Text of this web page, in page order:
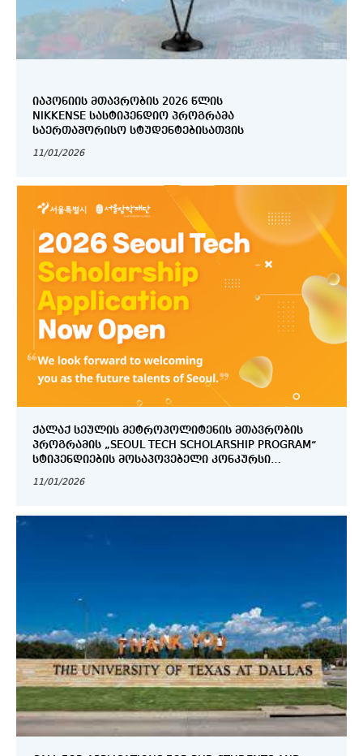
ᲘᲐᲞᲝᲜᲘᲘᲡ ᲛᲗᲐᲕᲠᲝᲑᲘᲡ 2026 ᲬᲚᲘᲡ
NIKKENSE ᲡᲐᲡᲢᲘᲞᲔᲜᲓᲘᲝ ᲞᲠᲝᲒᲠᲐᲛᲐ
ᲡᲐᲔᲠᲗᲐᲨᲝᲠᲘᲡᲝ ᲡᲢᲣᲓᲔᲜᲢᲔᲑᲘᲡᲐᲗᲕᲘᲡ
11/01/2026
ᲥᲐᲚᲐᲥ ᲡᲔᲣᲚᲘᲡ ᲛᲔᲢᲠᲝᲞᲝᲚᲘᲢᲔᲜᲘᲡ ᲛᲗᲐᲕᲠᲝᲑᲘᲡ
ᲞᲠᲝᲒᲠᲐᲛᲘᲡ „SEOUL TECH SCHOLARSHIP PROGRAM“
ᲡᲢᲘᲞᲔᲜᲓᲘᲔᲑᲘᲡ ᲛᲝᲡᲐᲞᲝᲕᲔᲑᲔᲚᲘ ᲙᲝᲜᲙᲣᲠᲡᲘ
11/01/2026